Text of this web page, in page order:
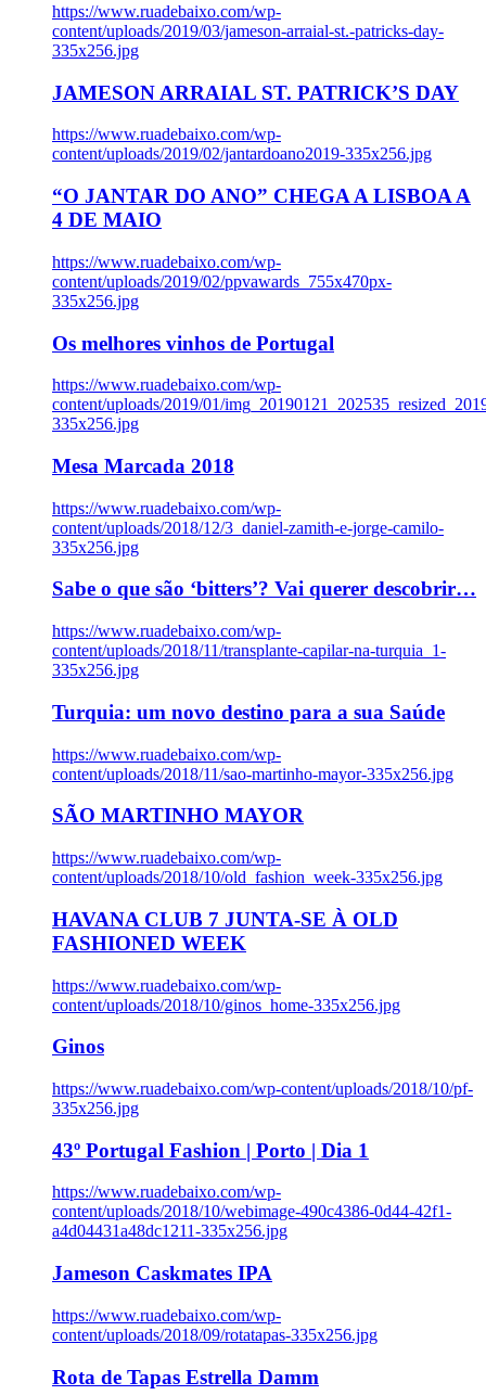
https://www.ruadebaixo.com/wp-
content/uploads/2019/03/jameson-arraial-st.-patricks-day-
335x256.jpg
JAMESON ARRAIAL ST. PATRICK’S DAY
https://www.ruadebaixo.com/wp-
content/uploads/2019/02/jantardoano2019-335x256.jpg
“O JANTAR DO ANO” CHEGA A LISBOA A
4 DE MAIO
https://www.ruadebaixo.com/wp-
content/uploads/2019/02/ppvawards_755x470px-
335x256.jpg
Os melhores vinhos de Portugal
https://www.ruadebaixo.com/wp-
content/uploads/2019/01/
335x256.jpg
Mesa Marcada 2018
https://www.ruadebaixo.com/wp-
content/uploads/2018/12/3_daniel-zamith-e-jorge-camilo-
335x256.jpg
Sabe o que são ‘bitters’? Vai querer descobrir…
https://www.ruadebaixo.com/wp-
content/uploads/2018/11/transplante-capilar-na-turquia_1-
335x256.jpg
Turquia: um novo destino para a sua Saúde
https://www.ruadebaixo.com/wp-
content/uploads/2018/11/sao-martinho-mayor-335x256.jpg
SÃO MARTINHO MAYOR
https://www.ruadebaixo.com/wp-
content/uploads/2018/10/old_fashion_week-335x256.jpg
HAVANA CLUB 7 JUNTA-SE À OLD
FASHIONED WEEK
https://www.ruadebaixo.com/wp-
content/uploads/2018/10/ginos_home-335x256.jpg
Ginos
https://www.ruadebaixo.com/wp-content/uploads/2018/10/pf-
335x256.jpg
43º Portugal Fashion | Porto | Dia 1
https://www.ruadebaixo.com/wp-
content/uploads/2018/10/webimage-490c4386-0d44-42f1-
a4d04431a48dc1211-335x256.jpg
Jameson Caskmates IPA
https://www.ruadebaixo.com/wp-
content/uploads/2018/09/rotatapas-335x256.jpg
Rota de Tapas Estrella Damm